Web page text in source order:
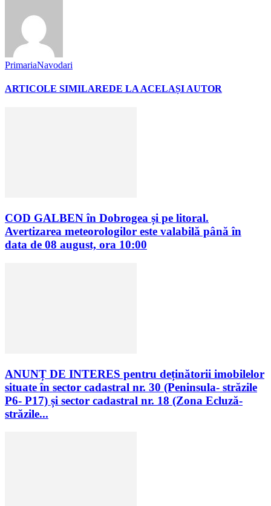
PrimariaNavodari
ARTICOLE SIMILAREDE LA ACELAȘI AUTOR
COD GALBEN în Dobrogea și pe litoral.
Avertizarea meteorologilor este valabilă până în
data de 08 august, ora 10:00
ANUNȚ DE INTERES pentru deținătorii imobilelor
situate în sector cadastral nr. 30 (Peninsula- străzile
P6- P17) și sector cadastral nr. 18 (Zona Ecluză-
străzile...